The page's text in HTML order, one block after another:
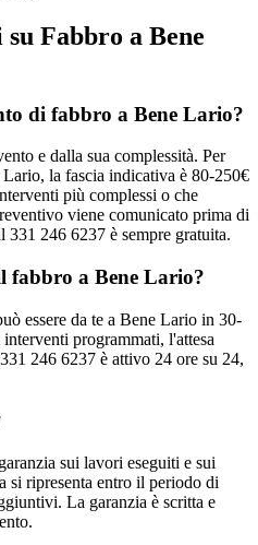
Fabbro a Bene
di fabbro a Bene Lario?
e dalla sua complessità. Per
la fascia indicativa è 80-250€
più complessi o che
viene comunicato prima di
246 6237 è sempre gratuita.
fabbro a Bene Lario?
essere da te a Bene Lario in 30-
programmati, l'attesa
246 6237 è attivo 24 ore su 24,
sui lavori eseguiti e sui
si ripresenta entro il periodo di
La garanzia è scritta e